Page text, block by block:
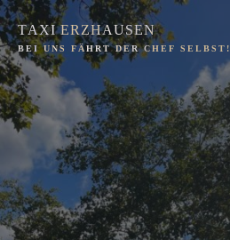
TAXI ERZHAUSEN
BEI UNS FÄHRT DER CHEF SELBST!